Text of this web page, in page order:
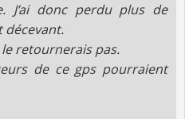
J’ai donc perdu plus de
décevant.
le retournerais pas.
de ce gps pourraient